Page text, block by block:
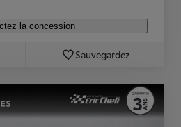
la concession
Sauvegardez